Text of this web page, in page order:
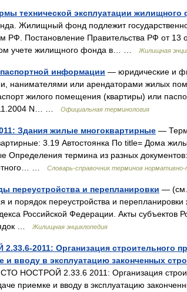
технической эксплуатации жилищного
Жилищный фонд подлежит
РФ. Постановление Правительства РФ от 13
учете жилищного фонда в… …
Жилищная
информации — юридические и
нанимателями или арендаторами жилых
жилого помещения (квартиры) или
N… …
Официальная терминология
Здания жилые многоквартирные —
3.19 Автостоянка По title= Дома
Определения термина из разных
…
Словарь-справочник терминов
переустройства и перепланировки —
и порядок переустройства и
Российской Федерации. Акты субъектов
…
Жилищная энциклопедия
2011: Организация строительного
и вводу в эксплуатацию законченных
НОСТРОЙ 2.33.6 2011: Организация
приемке и вводу в эксплуатацию